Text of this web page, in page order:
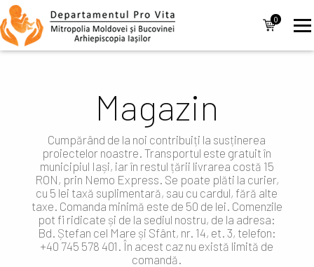
Mergi la conţinutul principal
0
items
Navigare
principală
Magazin
Cumpărând de la noi contribuiți la susținerea
proiectelor noastre. Transportul este gratuit în
municipiul Iași, iar în restul țării livrarea costă 15
RON, prin Nemo Express. Se poate plăti la curier,
cu 5 lei taxă suplimentară, sau cu cardul, fără alte
taxe. Comanda minimă este de 50 de lei. Comenzile
pot fi ridicate și de la sediul nostru, de la adresa:
Bd. Ștefan cel Mare și Sfânt, nr. 14, et. 3, telefon:
+40 745 578 401. În acest caz nu există limită de
comandă.